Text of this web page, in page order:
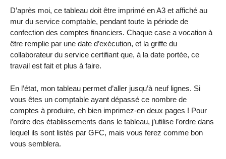
D’après moi, ce tableau doit être imprimé en A3 et affiché au
mur du service comptable, pendant toute la période de
confection des comptes financiers. Chaque case a vocation à
être remplie par une date d’exécution, et la griffe du
collaborateur du service certifiant que, à la date portée, ce
travail est fait et plus à faire.
En l’état, mon tableau permet d’aller jusqu’à neuf lignes. Si
vous êtes un comptable ayant dépassé ce nombre de
comptes à produire, eh bien imprimez-en deux pages ! Pour
l’ordre des établissements dans le tableau, j’utilise l’ordre dans
lequel ils sont listés par GFC, mais vous ferez comme bon
vous semblera.